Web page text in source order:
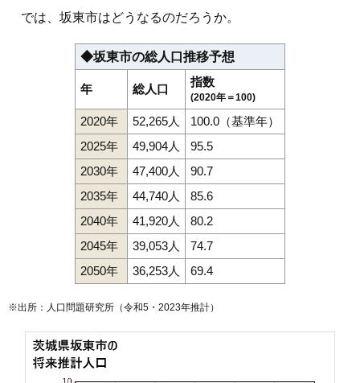
では、坂東市はどうなるのだろうか。
◆坂東市の総人口推移予想
年 総人口
指数
(2020年＝100)
2020年 52,265人
100.0（基準年）
2025年
49,904人
95.5
2030年
47,400人
90.7
2035年
44,740人
85.6
2040年
41,920人
80.2
2045年
39,053人
74.7
2050年
36,253人 69.4
※出所：人口問題研究所（令和5・2023年推計）